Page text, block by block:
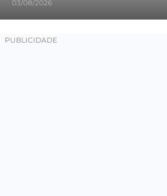
03/08/2026